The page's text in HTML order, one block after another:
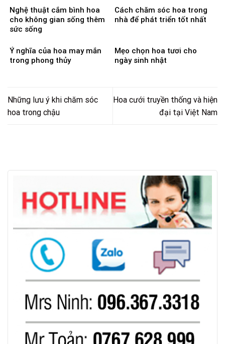
Nghệ thuật cắm bình hoa
cho không gian sống thêm
sức sống
Cách chăm sóc hoa trong
nhà để phát triển tốt nhất
Ý nghĩa của hoa may mắn
trong phong thủy
Mẹo chọn hoa tươi cho
ngày sinh nhật
Những lưu ý khi chăm sóc
hoa trong chậu
Hoa cưới truyền thống và hiện
đại tại Việt Nam